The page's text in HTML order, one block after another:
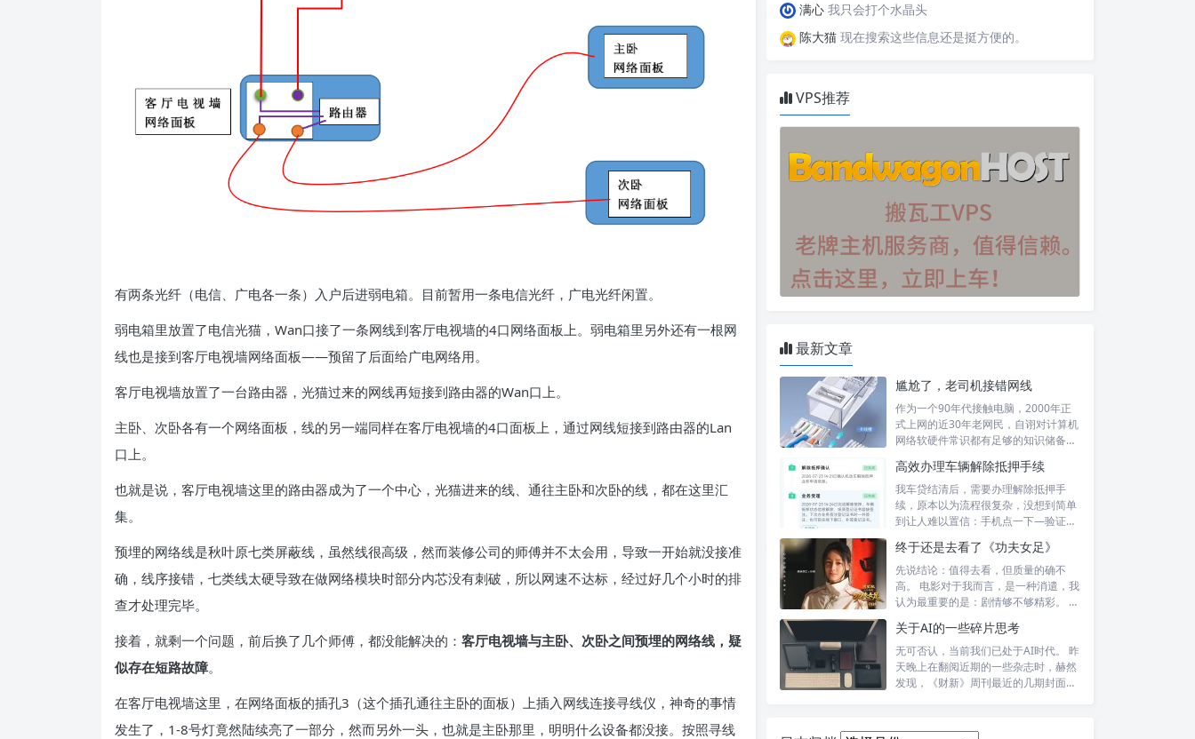
有两条光纤（电信、广电各一条）入户后进弱电箱。目前暂用一条电信光纤，广电光纤闲置。
弱电箱里放置了电信光猫，Wan口接了一条网线到客厅电视墙的4口网络面板上。弱电箱里另外还有一根网
线也是接到客厅电视墙网络面板——预留了后面给广电网络用。
客厅电视墙放置了一台路由器，光猫过来的网线再短接到路由器的Wan口上。
主卧、次卧各有一个网络面板，线的另一端同样在客厅电视墙的4口面板上，通过网线短接到路由器的Lan
口上。
也就是说，客厅电视墙这里的路由器成为了一个中心，光猫进来的线、通往主卧和次卧的线，都在这里汇
集。
预埋的网络线是秋叶原七类屏蔽线，虽然线很高级，然而装修公司的师傅并不太会用，导致一开始就没接准
确，线序接错，七类线太硬导致在做网络模块时部分内芯没有刺破，所以网速不达标，经过好几个小时的排
查才处理完毕。
接着，就剩一个问题，前后换了几个师傅，都没能解决的： 客厅电视墙与主卧、次卧之间预埋的网络线，疑
似存在短路故障。
在客厅电视墙这里，在网络面板的插孔3（这个插孔通往主卧的面板）上插入网线连接寻线仪，神奇的事情
发生了，1-8号灯竟然陆续亮了一部分，然而另外一头，也就是主卧那里，明明什么设备都没接。按照寻线
满心 我只会打个水晶头
陈大猫 现在搜索这些信息还是挺方便的。
VPS推荐
最新文章
尴尬了，老司机接错网线
作为一个90年代接触电脑，2000年正
式上网的近30年老网民，自诩对计算机
网络软硬件常识都有足够的知识储备，
高效办理车辆解除抵押手续
我车贷结清后，需要办理解除抵押手
续，原本以为流程很复杂，没想到简单
到让人难以置信：手机点一下—验证头
终于还是去看了《功夫女足》
先说结论：值得去看，但质量的确不
高。 电影对于我而言，是一种消遣，我
认为最重要的是：剧情够不够精彩。 比
关于AI的一些碎片思考
无可否认，当前我们已处于AI时代。 昨
天晚上在翻阅近期的一些杂志时，赫然
发现，《财新》周刊最近的几期封面报